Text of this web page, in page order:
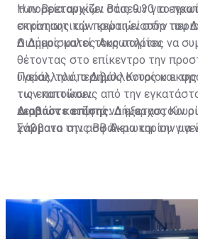
των Βρετανικών Βάσεων για
στρατιωτικών κεραιών στην
Η πορεία αρχίζει στις 9:30 το
εκκίνησης την πρώτη είσοδο του
Διαμερίσματος Ακρωτηρίου.
Ο Δήμος καλεί τους πολίτες να
θέτοντας στο επίκεντρο την
υγείας, του περιβάλλοντος και
των κατοίκων.
Παράλληλά, ο Δήμος Κουρίου
τις επιπτώσεις από την
κεραιών και ζητά να εξεταστούν
γνώμονα την ασφάλεια και την
Διαβάστε επίσης: Δήμαρχος
Σάββατο στις ΒΒ Ακρωτηρίου για